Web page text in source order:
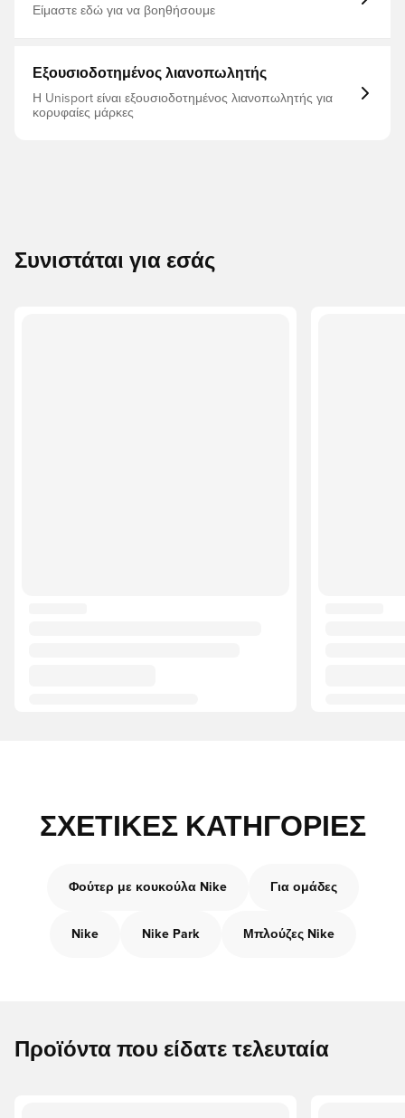
Είμαστε εδώ για να βοηθήσουμε
Εξουσιοδοτημένος λιανοπωλητής
Η Unisport είναι εξουσιοδοτημένος λιανοπωλητής για
κορυφαίες μάρκες
Συνιστάται για εσάς
ΣΧΕΤΙΚΈΣ ΚΑΤΗΓΟΡΊΕΣ
Φούτερ με κουκούλα Nike Για ομάδες
Nike Nike Park Μπλούζες Nike
Προϊόντα που είδατε τελευταία